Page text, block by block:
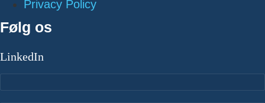
Privacy Policy
Følg os
LinkedIn